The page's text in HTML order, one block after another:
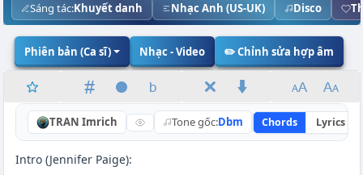
Sáng tác:Khuyết danh Nhạc Anh (US-UK) Disco
Phiên bản (Ca sĩ) Nhạc - Video ✏️ Chỉnh sửa hợp âm
TRAN Imrich Tone gốc:Dbm Chords Lyrics
Intro (Jennifer Paige):